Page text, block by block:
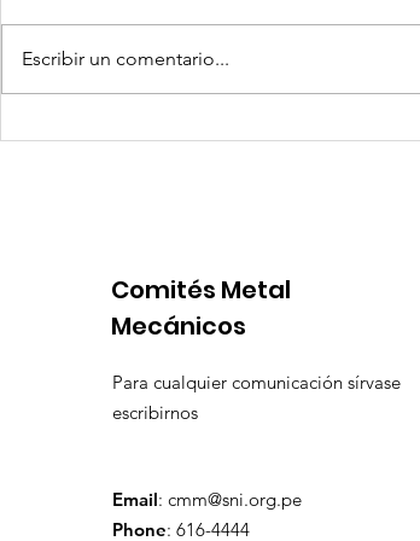
Quilla Resources US$ 25
Escribir un comentario...
Comités Metal
Mecánicos
Para cualquier comunicación sírvase
escribirnos
Email: cmm@sni.org.pe
Phone: 616-4444